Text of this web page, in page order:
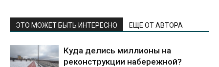
ЭТО МОЖЕТ БЫТЬ ИНТЕРЕСНО ЕЩЕ ОТ АВТОРА
Куда делись миллионы на
реконструкции набережной?